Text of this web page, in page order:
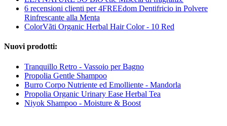
6 recensioni clienti per 4FREEdom Dentifricio in Polvere
Rinfrescante alla Menta
ColorVãti Organic Herbal Hair Color - 10 Red
Nuovi prodotti:
Tranquillo Retro - Vassoio per Bagno
Propolia Gentle Shampoo
Burro Corpo Nutriente ed Emolliente - Mandorla
Propolia Organic Urinary Ease Herbal Tea
Niyok Shampoo - Moisture & Boost